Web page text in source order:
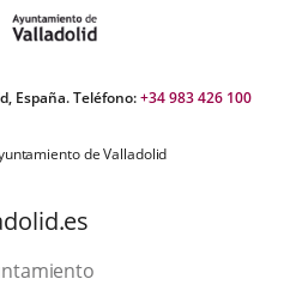
España. Teléfono:+34 983 426 100
de Valladolid